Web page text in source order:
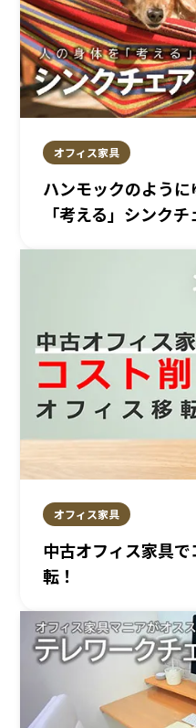
オフィス家具
ハンモックのよう
「考える」シンク
オフィス家具
中古オフィス家具
転！